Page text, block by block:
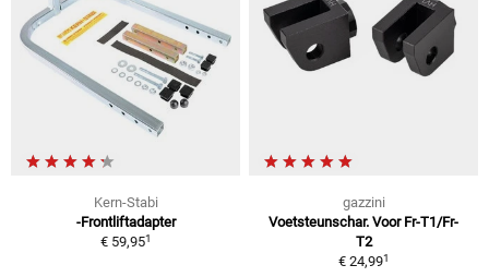
Kern-Stabi
-Frontliftadapter
€ 59,951
gazzini
Voetsteunschar. Voor Fr-T1/Fr-
T2
€ 24,991